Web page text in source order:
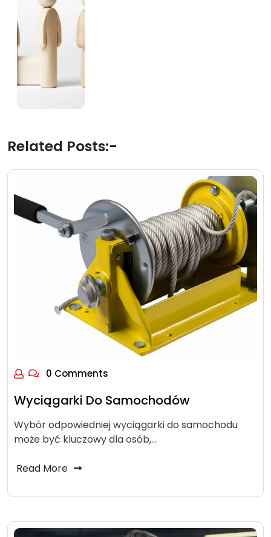
Related Posts:-
0 Comments
Wyciągarki Do Samochodów
Wybór odpowiedniej wyciągarki do samochodu
może być kluczowy dla osób,…
Read More